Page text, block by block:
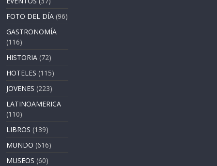
FOTO DEL DÍA (96)
GASTRONOMÍA
(116)
HISTORIA (72)
HOTELES (115)
JOVENES (223)
LATINOAMERICA
(110)
LIBROS (139)
MUNDO (616)
MUSEOS (60)